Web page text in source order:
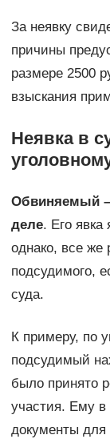
За неявку
причины
размере 2500
взыскания
Неявка в
Обвиняемый –
деле. Его явка
однако, все же
подсудимого,
суда.
К примеру, по
подсудимый
было принято
участия. Ему
документы для